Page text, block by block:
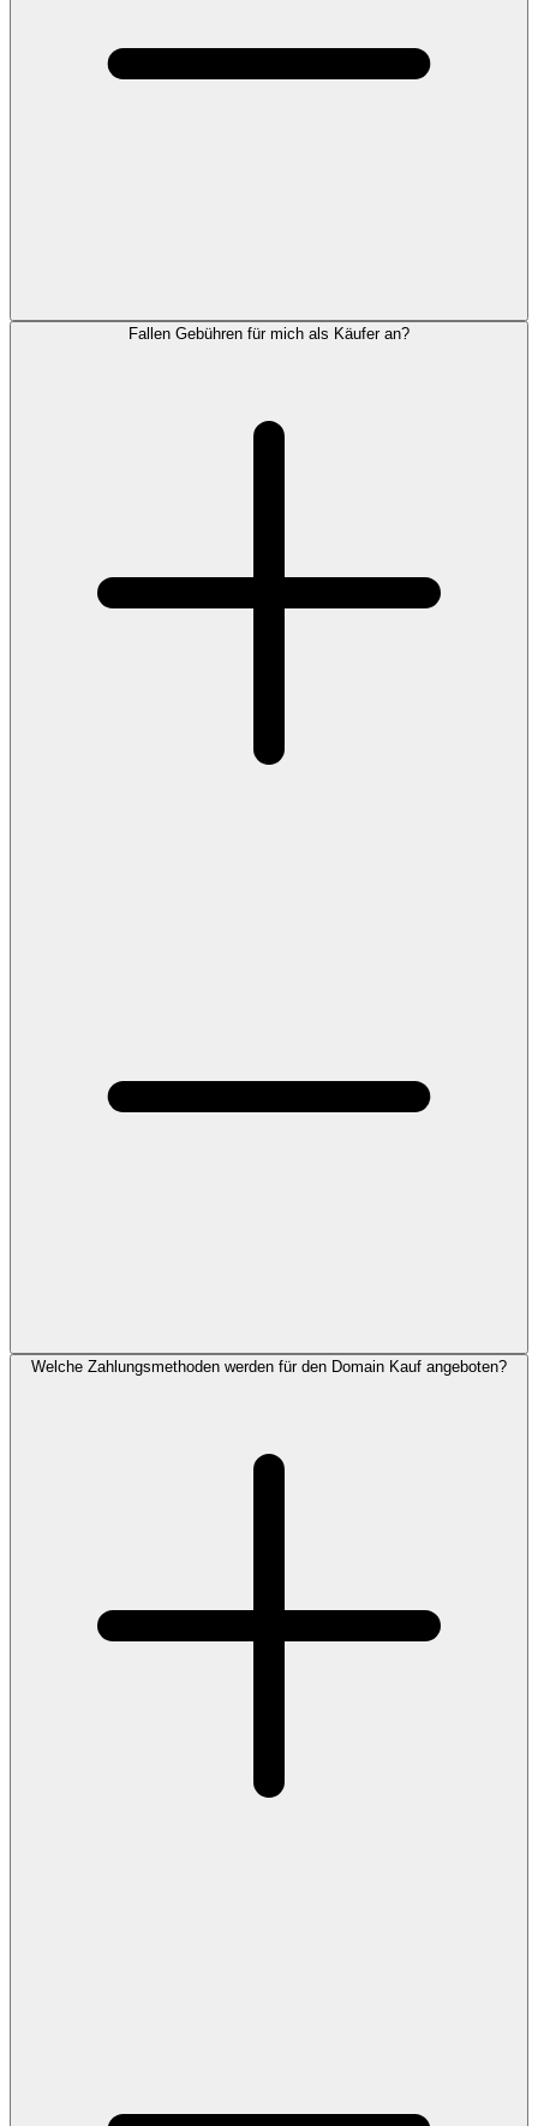
Fallen Gebühren für mich als Käufer an?
Welche Zahlungsmethoden werden für den Domain Kauf angeboten?